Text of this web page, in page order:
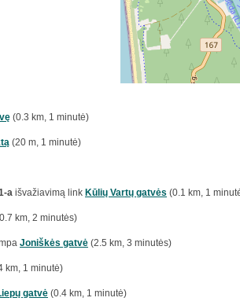
(0.3 km, 1 minutė)
(20 m, 1 minutė)
a išvažiavimą link Kūlių Vartų gatvės (0.1 km, 1
km, 2 minutės)
Joniškės gatvė (2.5 km, 3 minutės)
km, 1 minutė)
gatvė (0.4 km, 1 minutė)